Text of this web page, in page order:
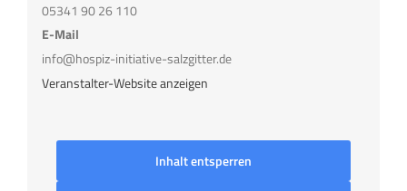
05341 90 26 110
E-Mail
info@hospiz-initiative-salzgitter.de
Veranstalter-Website anzeigen
Inhalt entsperren